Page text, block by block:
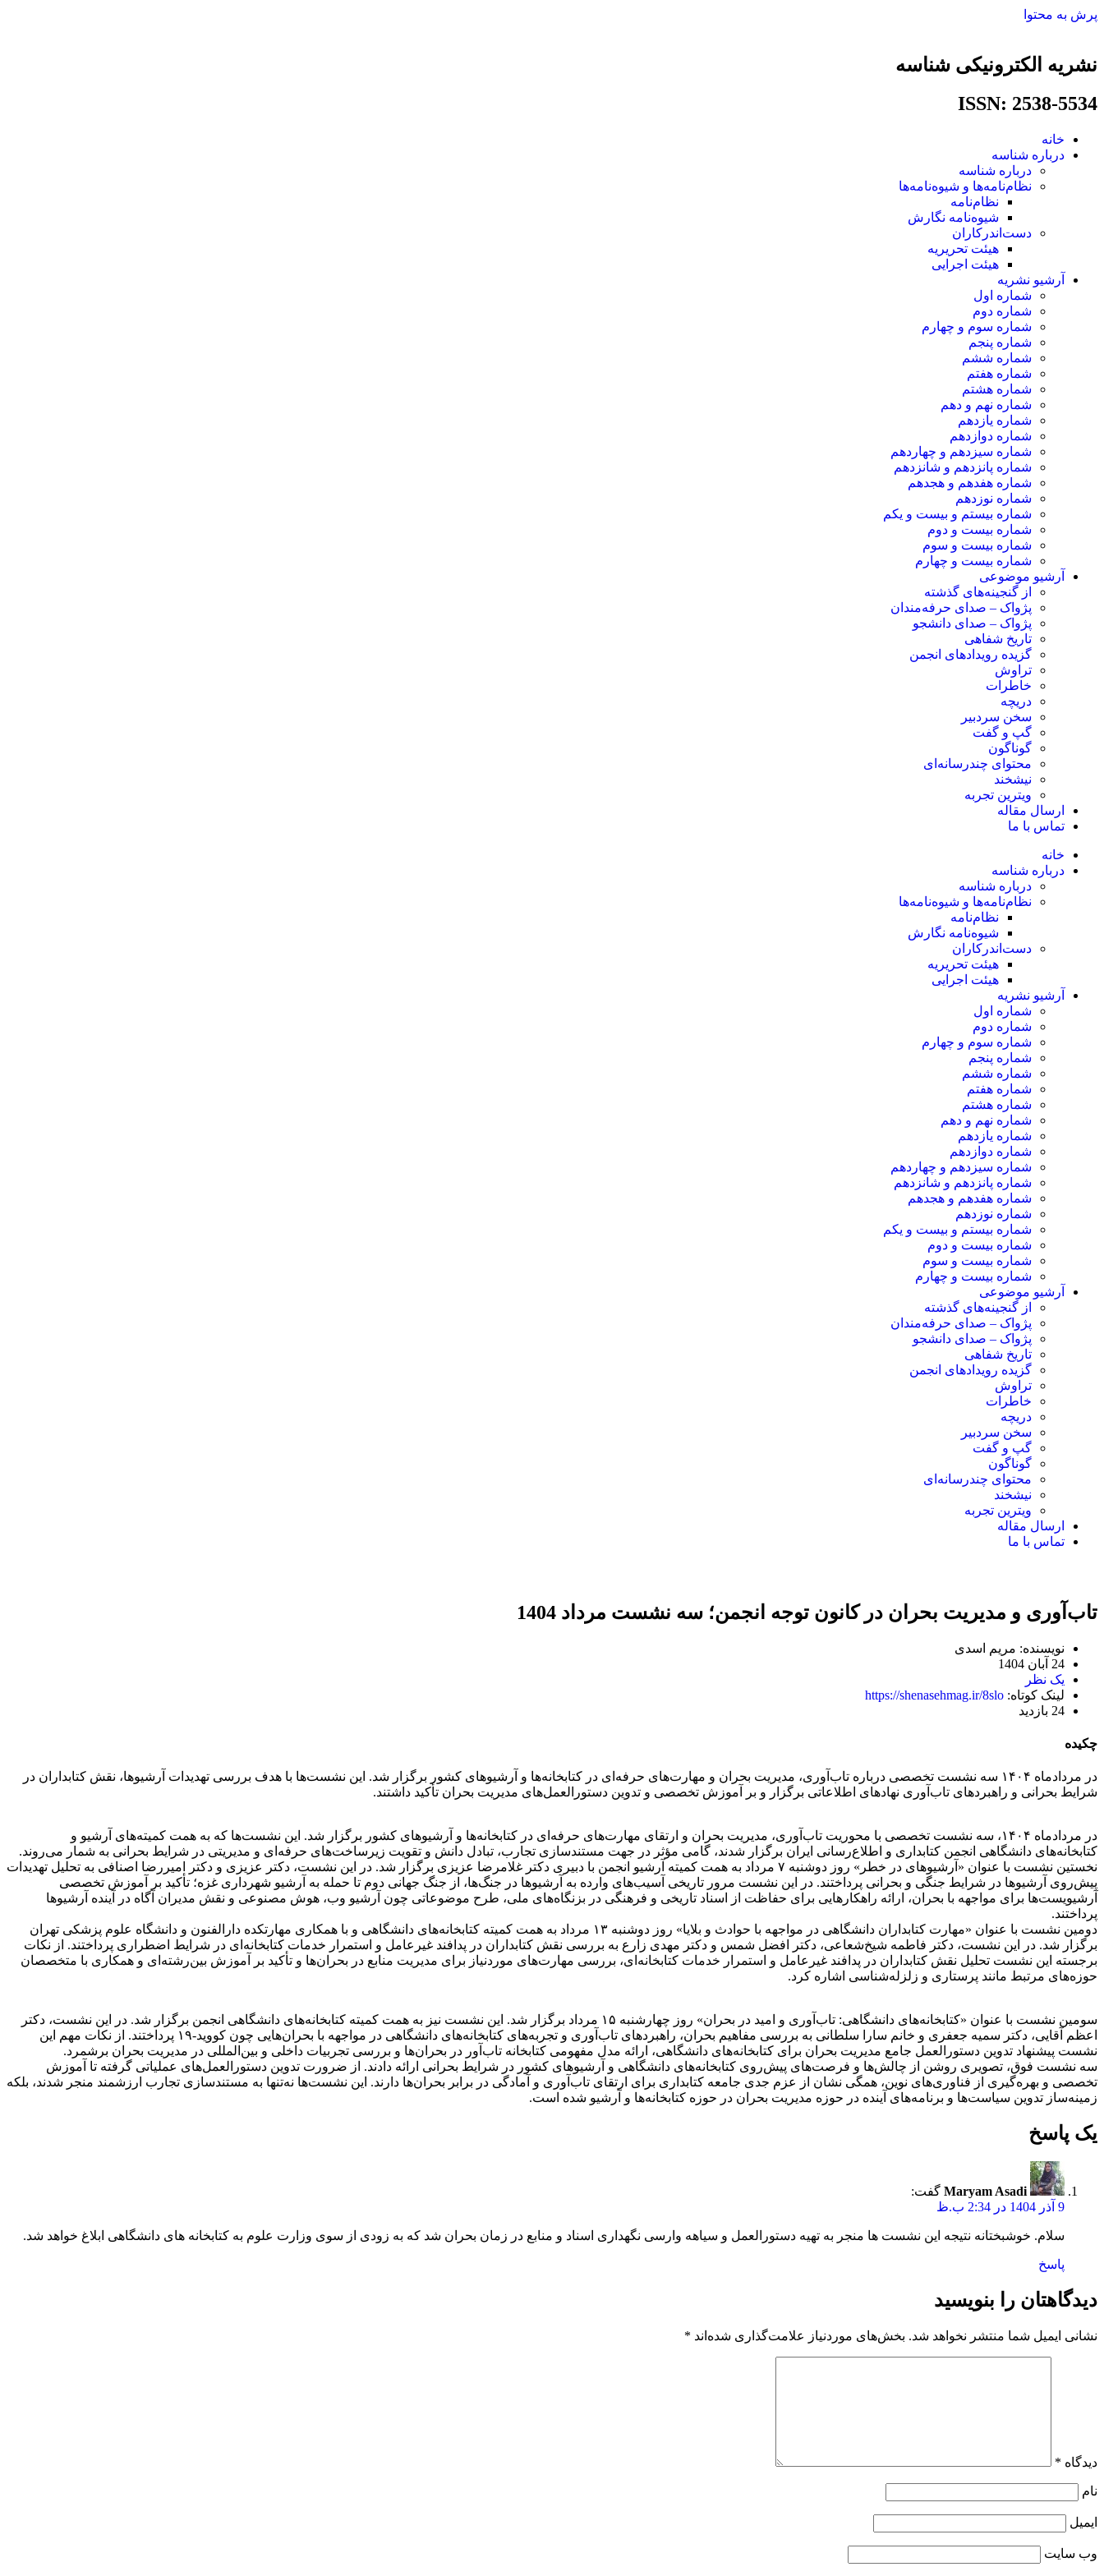
پرش به محتوا
نشریه الکترونیکی شناسه
ISSN: 2538-5534​
خانه
درباره شناسه
درباره شناسه
نظام‌نامه‌ها و شیوه‌نامه‌ها
نظام‌نامه
شیوه‌نامه نگارش
دست‌اندرکاران
هیئت تحریریه
هیئت اجرایی
آرشیو نشریه
شماره اول
شماره دوم
شماره سوم و چهارم
شماره پنجم
شماره ششم
شماره هفتم
شماره هشتم
شماره نهم و دهم
شماره یازدهم
شماره دوازدهم
شماره سیزدهم و چهاردهم
شماره پانزدهم و شانزدهم
شماره هفدهم و هجدهم
شماره نوزدهم
شماره بیستم و بیست و یکم
شماره بیست و دوم
شماره بیست و سوم
شماره بیست و چهارم
آرشیو موضوعی
از گنجینه‌های گذشته
پژواک – صدای حرفه‌مندان
پژواک – صدای دانشجو
تاریخ شفاهی
گزیده رویدادهای انجمن
تراوش
خاطرات
دریچه
سخن سردبیر
گپ و گفت
گوناگون
محتوای چندرسانه‌ای
نیشخند
ویترین تجربه
ارسال مقاله
تماس با ما
خانه
درباره شناسه
درباره شناسه
نظام‌نامه‌ها و شیوه‌نامه‌ها
نظام‌نامه
شیوه‌نامه نگارش
دست‌اندرکاران
هیئت تحریریه
هیئت اجرایی
آرشیو نشریه
شماره اول
شماره دوم
شماره سوم و چهارم
شماره پنجم
شماره ششم
شماره هفتم
شماره هشتم
شماره نهم و دهم
شماره یازدهم
شماره دوازدهم
شماره سیزدهم و چهاردهم
شماره پانزدهم و شانزدهم
شماره هفدهم و هجدهم
شماره نوزدهم
شماره بیستم و بیست و یکم
شماره بیست و دوم
شماره بیست و سوم
شماره بیست و چهارم
آرشیو موضوعی
از گنجینه‌های گذشته
پژواک – صدای حرفه‌مندان
پژواک – صدای دانشجو
تاریخ شفاهی
گزیده رویدادهای انجمن
تراوش
خاطرات
دریچه
سخن سردبیر
گپ و گفت
گوناگون
محتوای چندرسانه‌ای
نیشخند
ویترین تجربه
ارسال مقاله
تماس با ما
تاب‌آوری و مدیریت بحران در کانون توجه انجمن؛ سه نشست مرداد 1404
نویسنده: مریم اسدی
24 آبان 1404
یک نظر
لینک کوتاه: https://shenasehmag.ir/8slo
24 بازدید
چکیده
در مردادماه ۱۴۰۴ سه نشست تخصصی درباره تاب‌آوری، مدیریت بحران و مهارت‌های حرفه‌ای در کتابخانه‌ها و آرشیوهای کشور برگزار شد. این نشست‌ها با هدف بررسی تهدیدات آرشیوها، نقش کتابداران در
شرایط بحرانی و راهبردهای تاب‌آوری نهادهای اطلاعاتی برگزار و بر آموزش تخصصی و تدوین دستورالعمل‌های مدیریت بحران تأکید داشتند.
در مردادماه ۱۴۰۴، سه نشست تخصصی با محوریت تاب‌آوری، مدیریت بحران و ارتقای مهارت‌های حرفه‌ای در کتابخانه‌ها و آرشیوهای کشور برگزار شد. این نشست‌ها که به همت کمیته‌های آرشیو و
کتابخانه‌های دانشگاهی انجمن کتابداری و اطلاع‌رسانی ایران برگزار شدند، گامی مؤثر در جهت مستندسازی تجارب، تبادل دانش و تقویت زیرساخت‌های حرفه‌ای و مدیریتی در شرایط بحرانی به شمار می‌روند.
نخستین نشست با عنوان «آرشیوهای در خطر» روز دوشنبه ۷ مرداد به همت کمیته آرشیو انجمن با دبیری دکتر غلامرضا عزیزی برگزار شد. در این نشست، دکتر عزیزی و دکتر امیررضا اصنافی به تحلیل تهدیدات
پیش‌روی آرشیوها در شرایط جنگی و بحرانی پرداختند. در این نشست مرور تاریخی آسیب‌های وارده به آرشیوها در جنگ‌ها، از جنگ جهانی دوم تا حمله به آرشیو شهرداری غزه؛ تأکید بر آموزش تخصصی
آرشیویست‌ها برای مواجهه با بحران، ارائه راهکارهایی برای حفاظت از اسناد تاریخی و فرهنگی در بزنگاه‌های ملی، طرح موضوعاتی چون آرشیو وب، هوش مصنوعی و نقش مدیران آگاه در آینده آرشیوها
پرداختند.
دومین نشست با عنوان «مهارت کتابداران دانشگاهی در مواجهه با حوادث و بلایا» روز دوشنبه ۱۳ مرداد به همت کمیته کتابخانه‌های دانشگاهی و با همکاری مهارتکده دارالفنون و دانشگاه علوم پزشکی تهران
برگزار شد. در این نشست، دکتر فاطمه شیخ‌شعاعی، دکتر افضل شمس و دکتر مهدی زارع به بررسی نقش کتابداران در پدافند غیرعامل و استمرار خدمات کتابخانه‌ای در شرایط اضطراری پرداختند. از نکات
برجسته این نشست تحلیل نقش کتابداران در پدافند غیرعامل و استمرار خدمات کتابخانه‌ای، بررسی مهارت‌های موردنیاز برای مدیریت منابع در بحران‌ها و تأکید بر آموزش بین‌رشته‌ای و همکاری با متخصصان
حوزه‌های مرتبط مانند پرستاری و زلزله‌شناسی اشاره کرد.
سومین نشست با عنوان «کتابخانه‌های دانشگاهی: تاب‌آوری و امید در بحران» روز چهارشنبه ۱۵ مرداد برگزار شد. این نشست نیز به همت کمیته کتابخانه‌های دانشگاهی انجمن برگزار شد. در این نشست، دکتر
اعظم آقایی، دکتر سمیه جعفری و خانم سارا سلطانی به بررسی مفاهیم بحران، راهبردهای تاب‌آوری و تجربه‌های کتابخانه‌های دانشگاهی در مواجهه با بحران‌هایی چون کووید-۱۹ پرداختند. از نکات مهم این
نشست پیشنهاد تدوین دستورالعمل جامع مدیریت بحران برای کتابخانه‌های دانشگاهی، ارائه مدل مفهومی کتابخانه تاب‌آور در بحران‌ها و بررسی تجربیات داخلی و بین‌المللی در مدیریت بحران برشمرد.
سه نشست فوق، تصویری روشن از چالش‌ها و فرصت‌های پیش‌روی کتابخانه‌های دانشگاهی و آرشیوهای کشور در شرایط بحرانی ارائه دادند. از ضرورت تدوین دستورالعمل‌های عملیاتی گرفته تا آموزش
تخصصی و بهره‌گیری از فناوری‌های نوین، همگی نشان از عزم جدی جامعه کتابداری برای ارتقای تاب‌آوری و آمادگی در برابر بحران‌ها دارند. این نشست‌ها نه‌تنها به مستندسازی تجارب ارزشمند منجر شدند، بلکه
زمینه‌ساز تدوین سیاست‌ها و برنامه‌های آینده در حوزه مدیریت بحران در حوزه کتابخانه‌ها و آرشیو شده است.
یک پاسخ
Maryam Asadi گفت:
9 آذر 1404 در 2:34 ب.ظ
سلام. خوشبختانه نتیجه این نشست ها منجر به تهیه دستورالعمل و سیاهه وارسی نگهداری اسناد و منابع در زمان بحران شد که به زودی از سوی وزارت علوم به کتابخانه های دانشگاهی ابلاغ خواهد شد.
پاسخ
دیدگاهتان را بنویسید
نشانی ایمیل شما منتشر نخواهد شد. بخش‌های موردنیاز علامت‌گذاری شده‌اند *
دیدگاه *
نام
ایمیل
وب‌ سایت